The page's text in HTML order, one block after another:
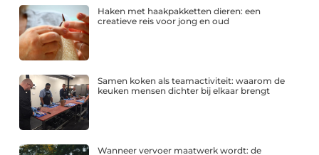
Haken met haakpakketten dieren: een
creatieve reis voor jong en oud
Samen koken als teamactiviteit: waarom de
keuken mensen dichter bij elkaar brengt
Wanneer vervoer maatwerk wordt: de